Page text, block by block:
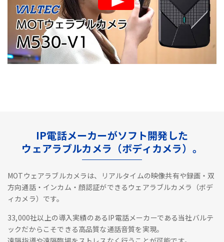
IP電話メーカーがソフト開発した
ウェアラブルカメラ（ボディカメラ）。
MOTウェアラブルカメラは、リアルタイムの映像共有や録画・双
方向通話・インカム・顔認証ができるウェアラブルカメラ（ボデ
ィカメラ）です。
33,000社以上の導入実績のあるIP電話メーカーである当社バルテ
ックだからこそできる高品質な通話音質を実現。